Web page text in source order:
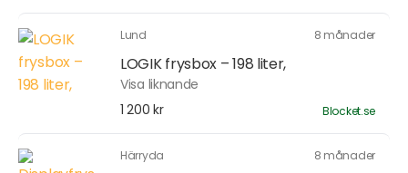
Lund 8 månader
LOGIK frysbox – 198 liter,
Visa liknande
1 200 kr
Blocket.se
Härryda 8 månader